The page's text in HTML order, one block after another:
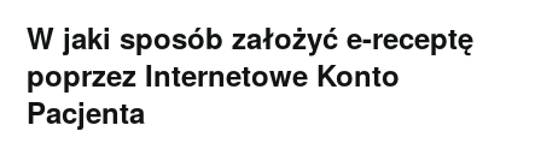
W jaki sposób założyć e-receptę
poprzez Internetowe Konto
Pacjenta